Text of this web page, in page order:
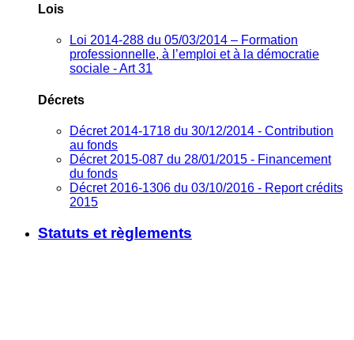
Lois
Loi 2014-288 du 05/03/2014 – Formation
professionnelle, à l’emploi et à la démocratie
sociale - Art 31
Décrets
Décret 2014-1718 du 30/12/2014 - Contribution
au fonds
Décret 2015-087 du 28/01/2015 - Financement
du fonds
Décret 2016-1306 du 03/10/2016 - Report crédits
2015
Statuts et règlements